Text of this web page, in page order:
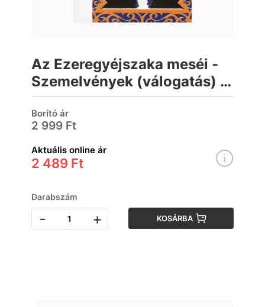
Az Ezeregyéjszaka meséi -
Szemelvények (válogatás) -
Trubadúr Zsebkönyvek 72.
Borító ár
2 999 Ft
Aktuális online ár
2 489 Ft
Darabszám
- + KOSÁRBA